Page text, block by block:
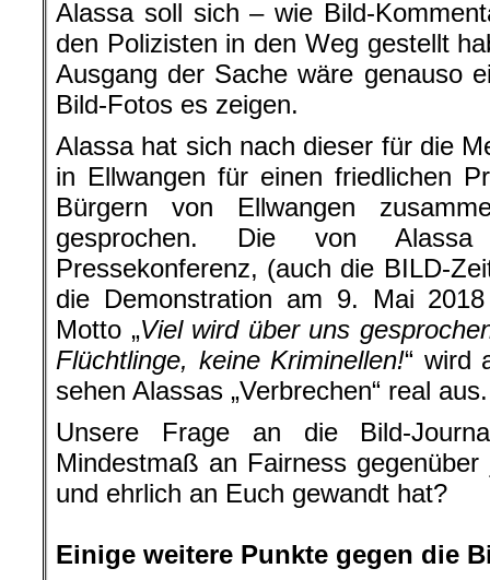
Alassa soll sich – wie Bild-
den Polizisten in den Weg gestellt
Ausgang der Sache wäre genauso
Bild-Fotos es zeigen.
Alassa hat sich nach dieser für die
in Ellwangen für einen friedlichen
Bürgern von Ellwangen
gesprochen. Die von
Pressekonferenz, (auch die BILD-
die Demonstration am 9. Mai
Motto „Viel wird über uns
Flüchtlinge, keine Kriminellen!“ wird
sehen Alassas „Verbrechen“ real aus.
Unsere Frage an die Bild-
Mindestmaß an Fairness
und ehrlich an Euch gewandt hat?
Einige weitere Punkte gegen die